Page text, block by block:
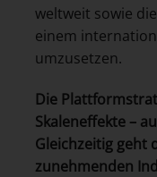
weltweit sowie
einem
umzusetzen.
Die
Skaleneffekte –
Gleichzeitig geht
zunehmenden